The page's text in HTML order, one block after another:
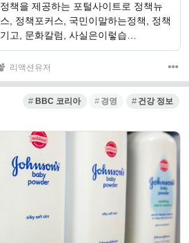
정책을 제공하는 포털사이트로 정책뉴
스, 정책포커스, 국민이말하는정책, 정책
기고, 문화칼럼, 사실은이렇습…
리액션유저
BBC 코리아 경영 건강 정보